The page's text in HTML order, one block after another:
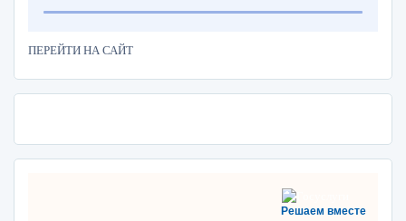
ПЕРЕЙТИ НА САЙТ
Решаем вместе